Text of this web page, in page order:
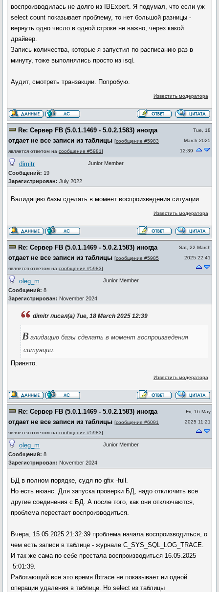
воспроизводилась не долго из IBExpert. Я подумал, что если уж
select count показывает проблему, то нет большой разницы -
вернуть одно число в одной строке не важно, через какой
драйвер.
Запись количества, которые я запустил по расписанию раз в
минуту, тоже выполнялись просто из isql.
Аудит, смотреть транзакции. Попробую.
Известить модератора
Re: Сервер FB (5.0.1.1469 - 5.0.2.1583) иногда
отдает не все записи из таблицы [сообщение #5983
является ответом на сообщение #5981]
Tue, 18
March 2025
12:39
dimitr
Сообщений: 19
Зарегистрирован: July 2022
Junior Member
Валидацию базы сделать в момент воспроизведения ситуации.
Известить модератора
Re: Сервер FB (5.0.1.1469 - 5.0.2.1583) иногда
отдает не все записи из таблицы [сообщение #5985
является ответом на сообщение #5983]
Sat, 22 March
2025 22:41
oleg_m
Сообщений: 8
Зарегистрирован: November 2024
Junior Member
dimitr писал(а) Tue, 18 March 2025 12:39
В алидацию базы сделать в момент воспроизведения
ситуации.
Принято.
Известить модератора
Re: Сервер FB (5.0.1.1469 - 5.0.2.1583) иногда
отдает не все записи из таблицы [сообщение #6091
является ответом на сообщение #5983]
Fri, 16 May
2025 11:21
oleg_m
Сообщений: 8
Зарегистрирован: November 2024
Junior Member
БД в полном порядке, судя по gfix -full.
Но есть нюанс. Для запуска проверки БД, надо отключить все
другие соединения с БД. А после того, как они отключаются,
проблема перестает воспроизводиться.
Вчера, 15.05.2025 21:32:39 проблема начала воспроизводиться, о
чем есть записи в таблице - журнале C_SYS_SQL_LOG_TRACE.
И так же сама по себе престала воспроизводиться 16.05.2025
5:01:39.
Работающий все это время fbtrace не показывает ни одной
операции удаления в таблице. Но select из таблицы